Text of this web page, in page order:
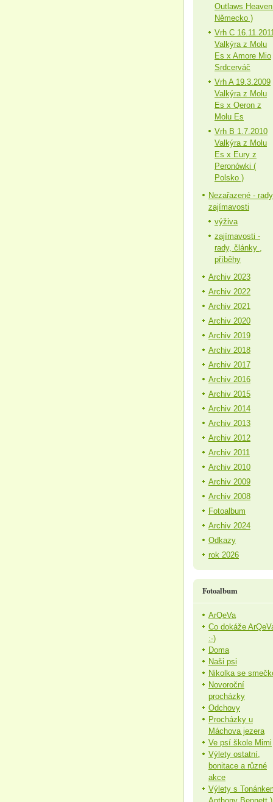
Outlaws
Německo )
Vrh C
Valkýra z Molu
Es x Amore Mio
Srdcerváč
Vrh A 19.3.2009
Valkýra z Molu
Es x Qeron z
Molu Es
Vrh B 1.7.2010
Valkýra z Molu
Es x Eury z
Peronówki (
Polsko )
Nezařazené -
zajímavosti
výživa
zajímavosti -
rady, články ,
příběhy
Archiv 2023
Archiv 2022
Archiv 2021
Archiv 2020
Archiv 2019
Archiv 2018
Archiv 2017
Archiv 2016
Archiv 2015
Archiv 2014
Archiv 2013
Archiv 2012
Archiv 2011
Archiv 2010
Archiv 2009
Archiv 2008
Fotoalbum
Archiv 2024
Odkazy
rok 2026
Fotoalbum
ArQeVa
Co dokáže
:-)
Doma
Naši psi
Nikolka se
Novoroční
procházky
Odchovy
Procházky u
Máchova jezera
Ve psí škole Mimi
Výlety ostatní,
bonitace a různé
akce
Výlety s